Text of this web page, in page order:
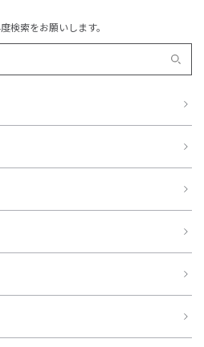
検索をお願いします。